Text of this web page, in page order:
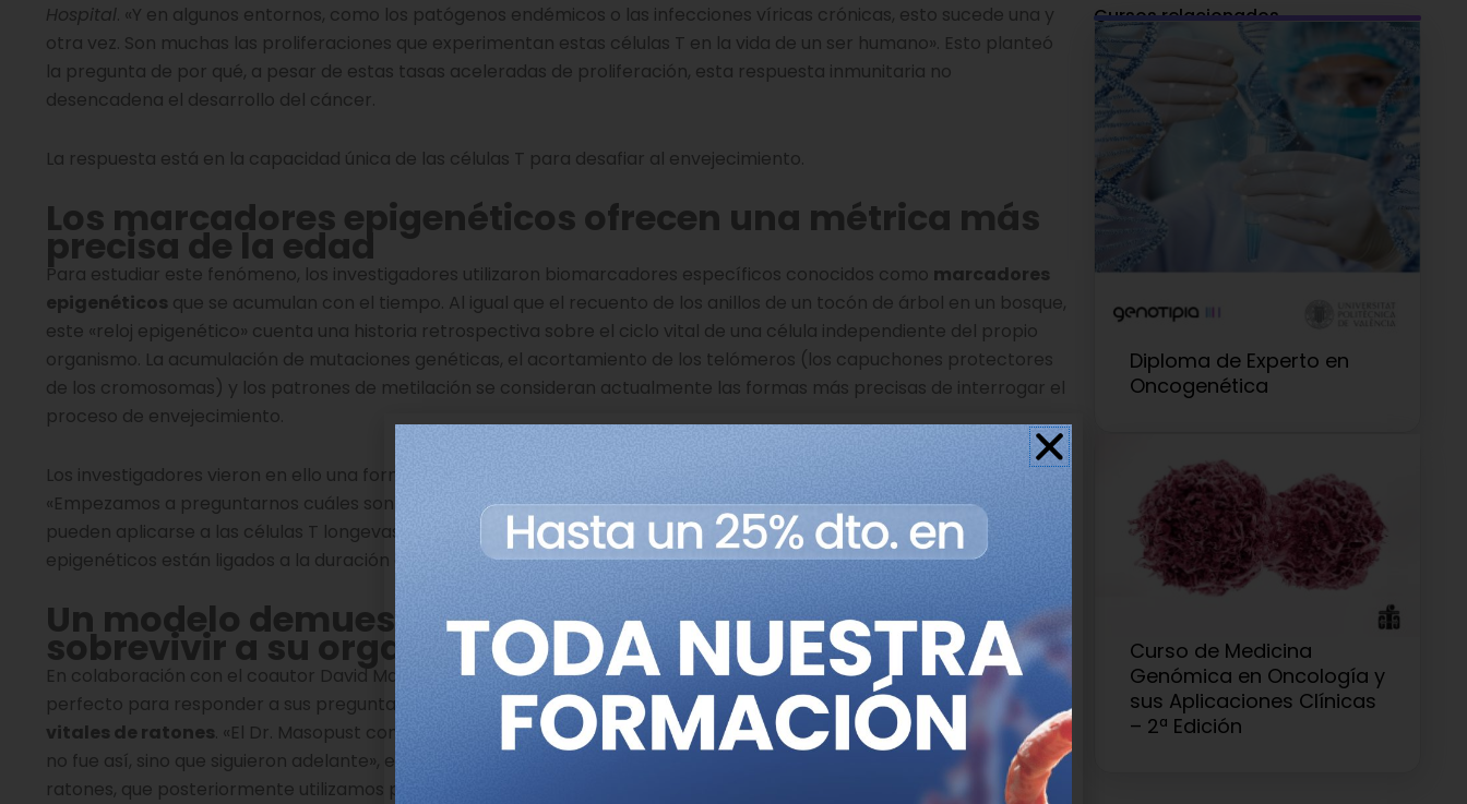
Hospital. «Y en algunos entornos, como los patógenos endémicos o las infecciones víricas crónicas, esto sucede una y
otra vez. Son muchas las proliferaciones que experimentan estas células T en la vida de un ser humano». Esto planteó
la pregunta de por qué, a pesar de estas tasas aceleradas de proliferación, esta respuesta inmunitaria no
desencadena el desarrollo del cáncer.
La respuesta está en la capacidad única de las células T para desafiar al envejecimiento.
Los marcadores epigenéticos ofrecen una métrica más
precisa de la edad
Para estudiar este fenómeno, los investigadores utilizaron biomarcadores específicos conocidos como marcadores
epigenéticos que se acumulan con el tiempo. Al igual que el recuento de los anillos de un tocón de árbol en un bosque,
este «reloj epigenético» cuenta una historia retrospectiva sobre el ciclo vital de una célula independiente del propio
organismo. La acumulación de mutaciones genéticas, el acortamiento de los telómeros (los capuchones protectores
de los cromosomas) y los patrones de metilación se consideran actualmente las formas más precisas de interrogar el
proceso de envejecimiento.
Los investigadores vieron en ello una forma ideal de investigar el curioso caso del envejecimiento de las células T.
«Empezamos a preguntarnos cuáles son los rasgos distintivos del envejecimiento, en concreto los epigenéticos, y cómo
pueden aplicarse a las células T longevas», explica. «Una de las grandes preguntas que teníamos era si estos relojes
epigenéticos están ligados a la duración de la vida del organismo o no».
Un modelo demuestra que las células T pueden
sobrevivir a su organismo de origen
En colaboración con el coautor David Masopust, de la Universidad de Minnesota, los investigadores hallaron el modelo
perfecto para responder a sus preguntas. Este modelo utilizó la misma línea de células T a lo largo de varios ciclos
vitales de ratones. «El Dr. Masopust comenzó este modelo suponiendo que las células acabarían disminuyendo, pero
no fue así, sino que siguieron adelante», explica Youngblood. «Esto condujo a su estudio fundacional de 10 años en
ratones, que posteriormente utilizamos para abordar si los límites de vida del organismo restringen los relojes
Cursos relacionados
Diploma de Experto en
Oncogenética
Curso de Medicina
Genómica en Oncología y
sus Aplicaciones Clínicas
– 2ª Edición